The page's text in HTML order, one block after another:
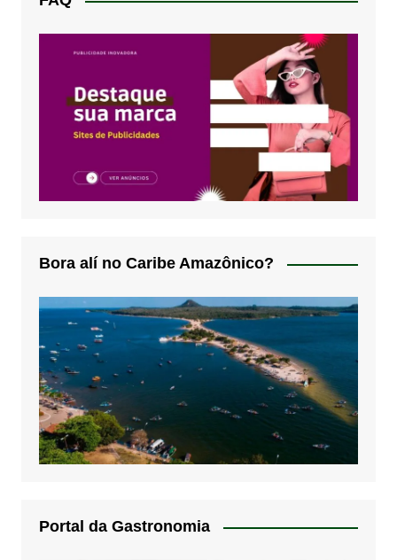
Bora alí no Caribe Amazônico?
Portal da Gastronomia